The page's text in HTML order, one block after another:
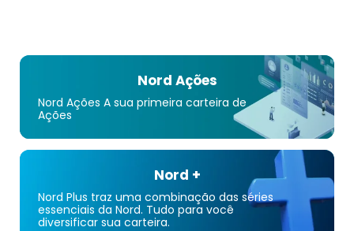
Nord Ações
Nord Ações A sua primeira carteira de
Ações
Nord +
Nord Plus traz uma combinação das séries
essenciais da Nord. Tudo para você
diversificar sua carteira.